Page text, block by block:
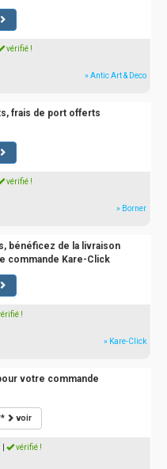
vérifié !
» Antic Art & Deco
frais de port offerts
vérifié !
» Borner
bénéficez de la livraison
commande Kare-Click
!
» Kare-Click
votre commande
voir
vérifié !